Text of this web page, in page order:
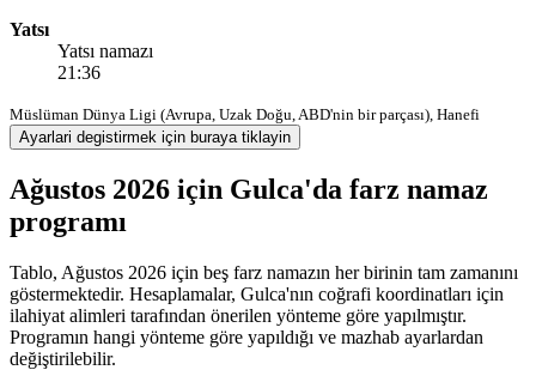
Yatsı
Yatsı namazı
21:36
Müslüman Dünya Ligi (Avrupa, Uzak Doğu, ABD'nin bir parçası), Hanefi
Ayarlari degistirmek için buraya tiklayin
Ağustos 2026 için Gulca'da farz namaz
programı
Tablo, Ağustos 2026 için beş farz namazın her birinin tam zamanını
göstermektedir. Hesaplamalar, Gulca'nın coğrafi koordinatları için
ilahiyat alimleri tarafından önerilen yönteme göre yapılmıştır.
Programın hangi yönteme göre yapıldığı ve mazhab ayarlardan
değiştirilebilir.